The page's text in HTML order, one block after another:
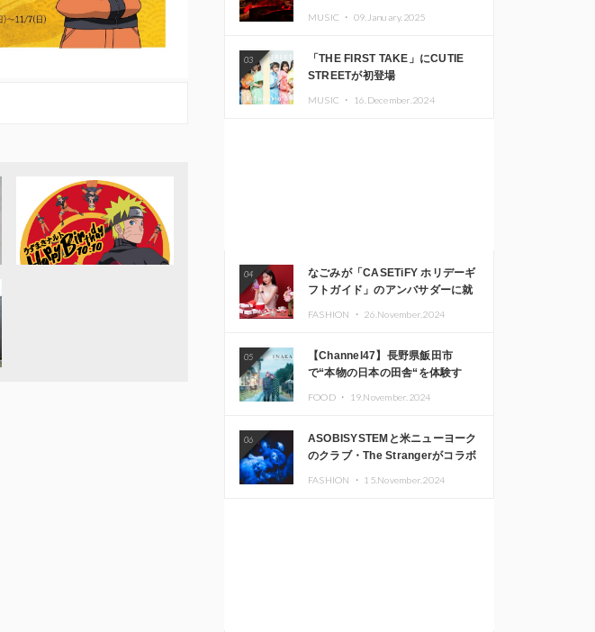
Kza（FORCE OF NATURE）ら日
本を代表するDJ・クリエイターが
出演
MUSIC ・ 09.January.2025
03
「THE FIRST TAKE」にCUTIE
STREETが初登場
MUSIC ・ 16.December.2024
04
なごみが「CASETiFY ホリデーギ
フトガイド」のアンバサダーに就
FASHION ・ 26.November.2024
05
【Channel47】長野県飯田市
で“本物の日本の田舎“を体験す
FOOD ・ 19.November.2024
06
ASOBISYSTEMと米ニューヨーク
のクラブ・The Strangerがコラボ
FASHION ・ 15.November.2024